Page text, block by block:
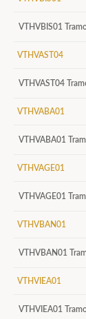
VTHVBIS01
VTHVAST04
VTHVAST04
VTHVABA01
VTHVABA01
VTHVAGE01
VTHVAGE01
VTHVBAN01
VTHVBAN01
VTHVIEA01
VTHVIEA01